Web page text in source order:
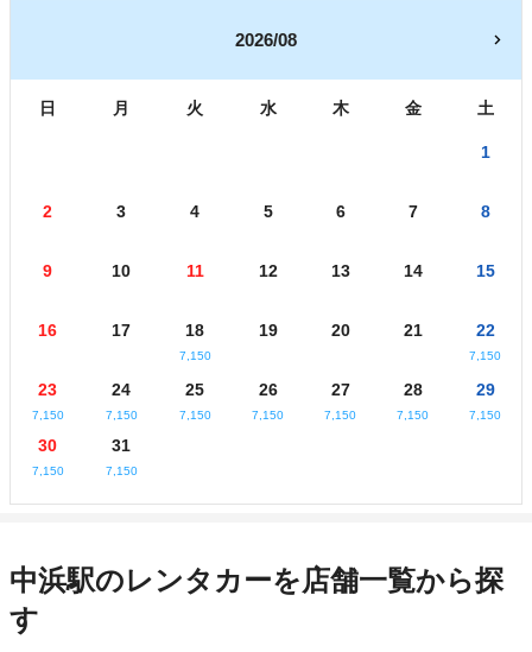
2026/08
日 月 火 水 木 金 土
1
2 3 4 5 6 7 8
9 10 11 12 13 14 15
16 17 18
7,150
19 20 21 22
7,150
23
7,150
24
7,150
25
7,150
26
7,150
27
7,150
28
7,150
29
7,150
30
7,150
31
7,150
中浜駅のレンタカーを店舗一覧から探
す